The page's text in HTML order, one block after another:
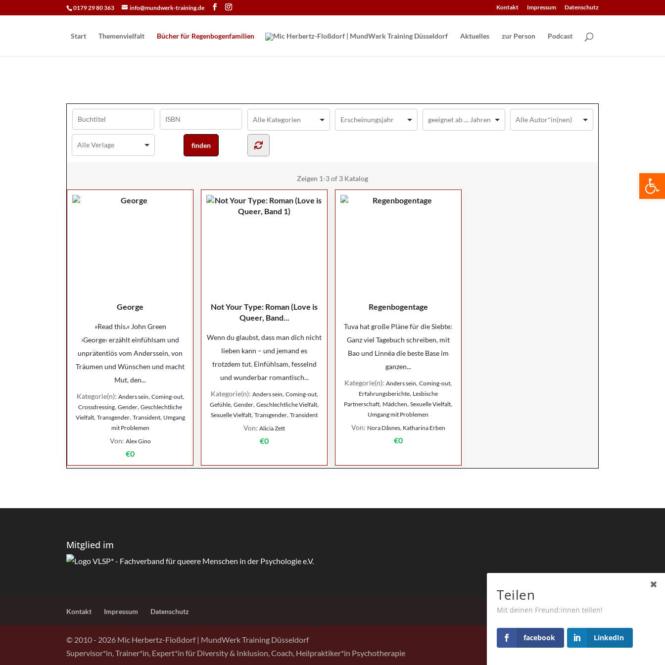
0179 29 80 363 info@mundwerk-training.de Kontakt Impressum Datenschutz
Start Themenvielfalt Bücher für Regen­bogen­familien Aktuelles zur Person Podcast
Zeigen 1-3 of 3 Katalog
George
»Read this.« John Green
›George‹ erzählt einfühlsam und
unprätentiös vom Anderssein, von
Träumen und Wünschen und macht
Mut, den...
Kategorie(n): Anders sein, Coming-out,
Crossdressing,Gender,Geschlechtliche
Vielfalt, Transgender, Transident, Umgang
mit Problemen
Von: Alex Gino
€0
Not Your Type: Roman (Love is
Queer, Band...
Wenn du glaubst, dass man dich nicht
lieben kann – und jemand es
trotzdem tut. Einfühlsam, fesselnd
und wunderbar romantisch...
Kategorie(n): Anders sein, Coming-out,
Gefühle,Gender,Geschlechtliche Vielfalt,
Sexuelle Vielfalt,Transgender,Transident
Von:Alicia Zett
€0
Regenbogentage
Tuva hat große Pläne für die Siebte:
Ganz viel Tagebuch schreiben, mit
Bao und Linnéa die beste Base im
ganzen...
Kategorie(n):Anders sein,Coming-out,
Erfahrungsberichte, Lesbische
Partnerschaft, Mädchen,Sexuelle Vielfalt,
Umgang mit Problemen
Von: Nora Dåsnes, Katharina Erben
€0
Mitglied im
Kontakt Impressum Datenschutz
© 2010 - 2026 Mic Herbertz-Floßdorf | MundWerk Training Düsseldorf
Supervisor*in, Trainer*in, Expert*in für Diversity & Inklusion, Coach, Heilpraktiker*in Psychotherapie
Teilen
Mit deinen Freund:innen teilen!
facebook LinkedIn